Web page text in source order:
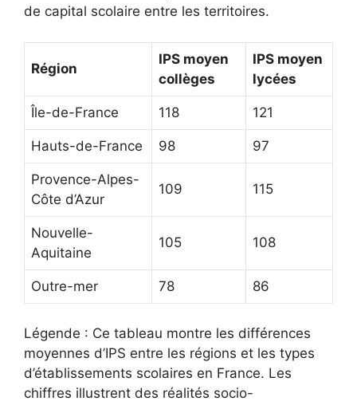
de capital scolaire entre les territoires.
Région
IPS moyen
collèges
IPS moyen
lycées
Île-de-France 118 121
Hauts-de-France 98 97
Provence-Alpes-
Côte d’Azur
109 115
Nouvelle-
Aquitaine
105 108
Outre-mer 78 86
Légende : Ce tableau montre les différences
moyennes d’IPS entre les régions et les types
d’établissements scolaires en France. Les
chiffres illustrent des réalités socio-